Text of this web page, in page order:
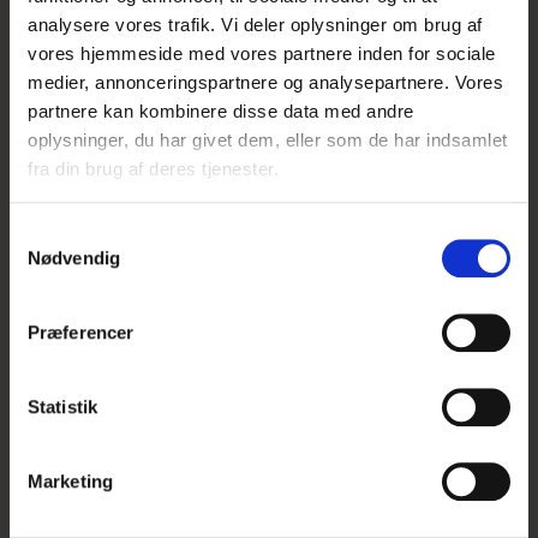
analysere vores trafik. Vi deler oplysninger om brug af
vores hjemmeside med vores partnere inden for sociale
medier, annonceringspartnere og analysepartnere. Vores
partnere kan kombinere disse data med andre
oplysninger, du har givet dem, eller som de har indsamlet
fra din brug af deres tjenester.
Nødvendig
Præferencer
Statistik
Marketing
UDSOLGT